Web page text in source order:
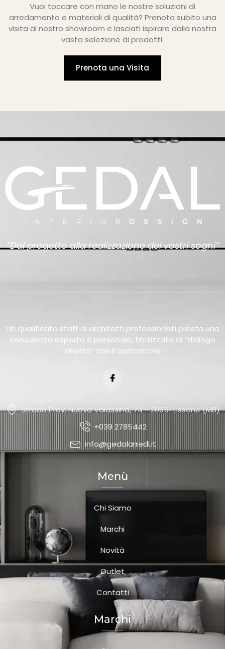
Vuoi toccare con mano le nostre soluzioni di
arredamento e materiali di qualità? Prenota subito una
visita al nostro showroom e lasciati ispirare dalla nostra
vasta selezione di prodotti.
Prenota una Visita
“Dal progetto alla realizzazione dei vostri sogni”
Un qualificato staff di architetti professionisti presta una
consulenza esperta e personale, finalizzata al “dialogo
diretto” con il costruttore
Strada Prov. Nuova Valassina, 74 - 20851 Lissone (MB)
+039 2785442
info@gedalarredi.it
Menù
Chi Siamo
Marchi
Novità
Outlet
Contatti
Marchi